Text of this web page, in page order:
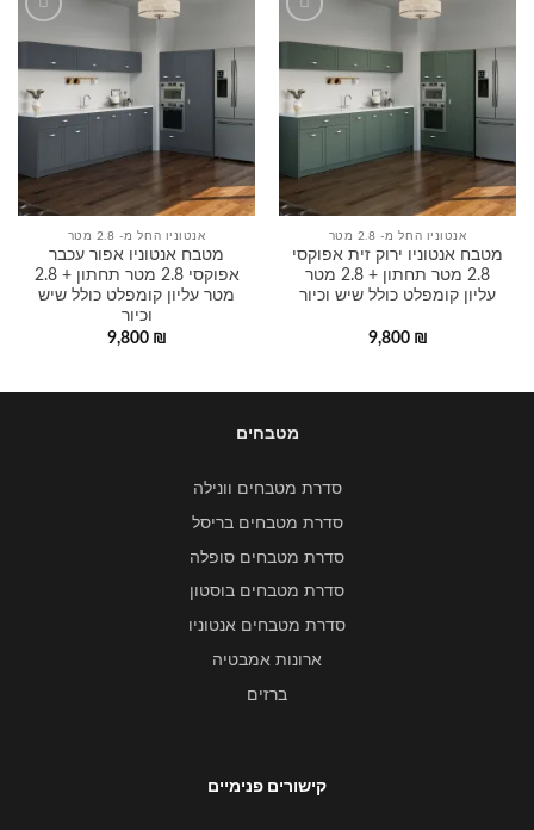
שלי
אנטוניו החל מ- 2.8 מטר
מטבח אנטוניו ירוק זית אפוקסי
2.8 מטר תחתון + 2.8 מטר
עליון קומפלט כולל שיש וכיור
9,800 ₪
שלי
אנטוניו החל מ- 2.8 מטר
מטבח אנטוניו אפור עכבר
אפוקסי 2.8 מטר תחתון + 2.8
מטר עליון קומפלט כולל שיש
וכיור
9,800 ₪
מטבחים
סדרת מטבחים וונילה
סדרת מטבחים בריסל
סדרת מטבחים סופלה
סדרת מטבחים בוסטון
סדרת מטבחים אנטוניו
ארונות אמבטיה
ברזים
קישורים פנימיים